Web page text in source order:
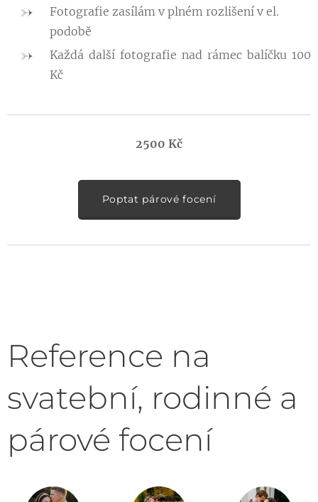
Fotografie zasílám v plném rozlišení v el.
podobě
Každá další fotografie nad rámec balíčku 100
Kč
2500 Kč
Poptat párové focení
Reference na
svatební, rodinné a
párové focení